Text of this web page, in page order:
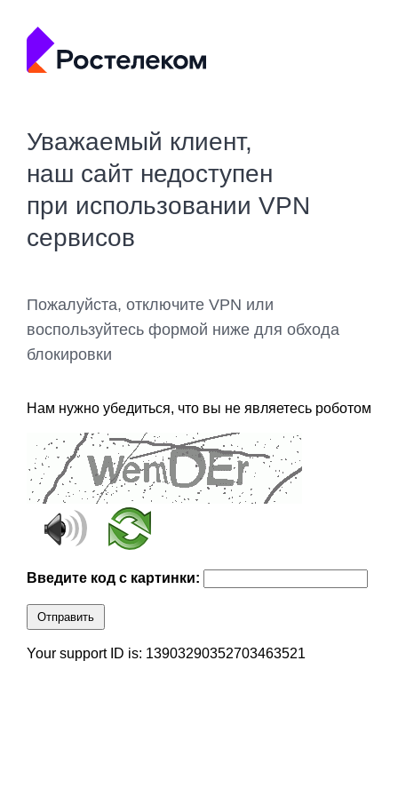
Уважаемый клиент,
наш сайт недоступен
при использовании VPN
сервисов
Пожалуйста, отключите VPN или
воспользуйтесь формой ниже для обхода
блокировки
Нам нужно убедиться, что вы не являетесь роботом
Введите код с картинки:
Отправить
Your support ID is: 13903290352703463521